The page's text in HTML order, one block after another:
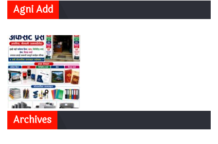
Agni Add
Archives